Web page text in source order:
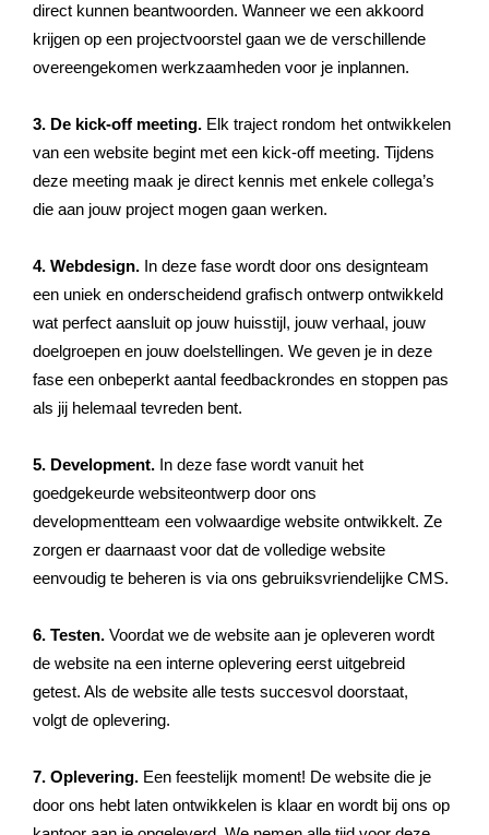
direct kunnen beantwoorden. Wanneer we een akkoord
krijgen op een projectvoorstel gaan we de verschillende
overeengekomen werkzaamheden voor je inplannen.
3. De kick-off meeting. Elk traject rondom het ontwikkelen
van een website begint met een kick-off meeting. Tijdens
deze meeting maak je direct kennis met enkele collega’s
die aan jouw project mogen gaan werken.
4. Webdesign. In deze fase wordt door ons designteam
een uniek en onderscheidend grafisch ontwerp ontwikkeld
wat perfect aansluit op jouw huisstijl, jouw verhaal, jouw
doelgroepen en jouw doelstellingen. We geven je in deze
fase een onbeperkt aantal feedbackrondes en stoppen pas
als jij helemaal tevreden bent.
5. Development. In deze fase wordt vanuit het
goedgekeurde websiteontwerp door ons
developmentteam een volwaardige website ontwikkelt. Ze
zorgen er daarnaast voor dat de volledige website
eenvoudig te beheren is via ons gebruiksvriendelijke CMS.
6. Testen. Voordat we de website aan je opleveren wordt
de website na een interne oplevering eerst uitgebreid
getest. Als de website alle tests succesvol doorstaat,
volgt de oplevering.
7. Oplevering. Een feestelijk moment! De website die je
door ons hebt laten ontwikkelen is klaar en wordt bij ons op